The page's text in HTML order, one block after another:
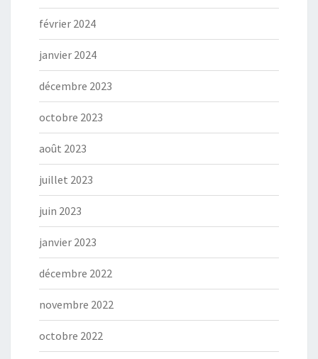
février 2024
janvier 2024
décembre 2023
octobre 2023
août 2023
juillet 2023
juin 2023
janvier 2023
décembre 2022
novembre 2022
octobre 2022